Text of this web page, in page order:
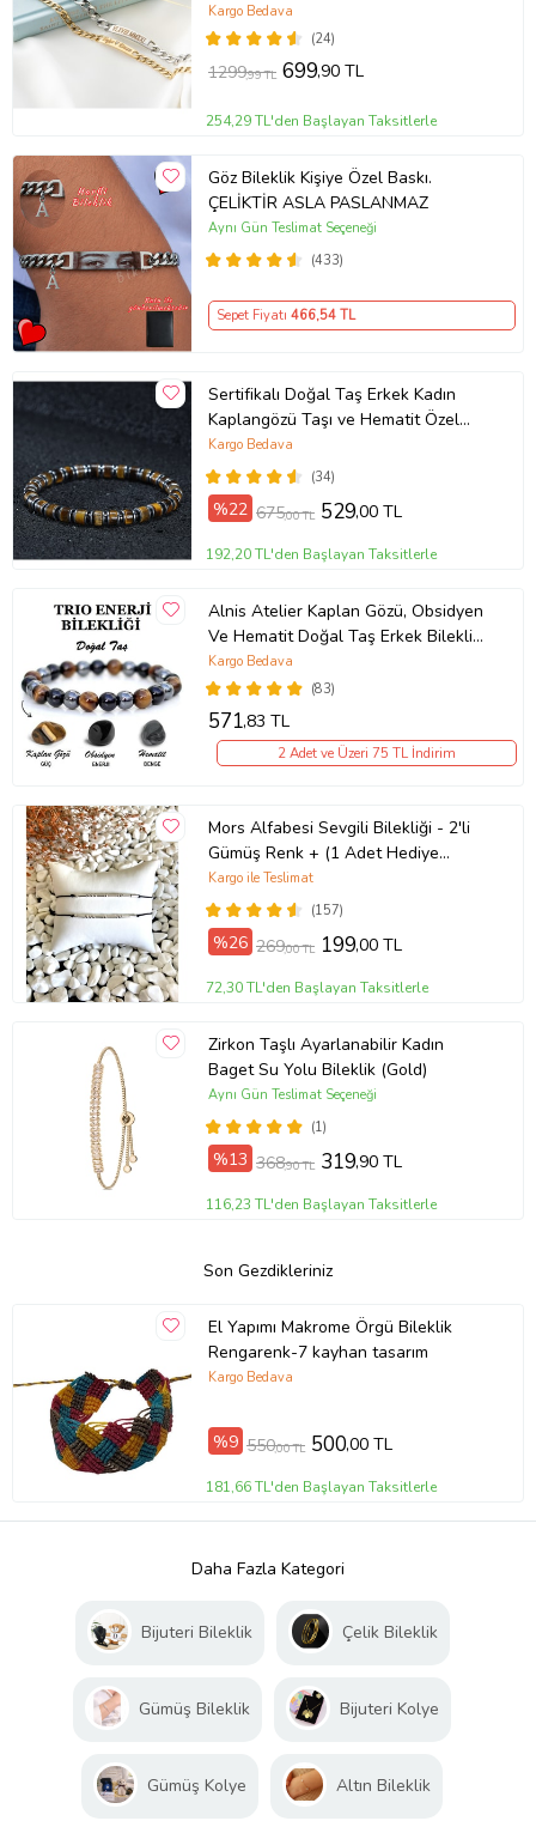
(24)
Kargo Bedava
1299,99 TL 699,90 TL
254,29 TL'den Başlayan Taksitlerle
Göz Bileklik Kişiye Özel Baskı.
ÇELİKTİR ASLA PASLANMAZ
(433)
Aynı Gün Teslimat Seçeneği
Sepet Fiyatı 466,54 TL
Sertifikalı Doğal Taş Erkek Kadın
Kaplangözü Taşı ve Hematit Özel
Tasarım Hediye 6mm Bileklik
(34)
Kargo Bedava
%22 675,00 TL 529,00 TL
192,20 TL'den Başlayan Taksitlerle
Alnis Atelier Kaplan Gözü, Obsidyen
Ve Hematit Doğal Taş Erkek Bileklik
(KAHVE-BRONZ)
(83)
Kargo Bedava
571,83 TL
2 Adet ve Üzeri 75 TL İndirim
Mors Alfabesi Sevgili Bilekliği - 2'li
Gümüş Renk + (1 Adet Hediye
Bileklik)
(157)
Kargo ile Teslimat
%26 269,00 TL 199,00 TL
72,30 TL'den Başlayan Taksitlerle
Zirkon Taşlı Ayarlanabilir Kadın
Baget Su Yolu Bileklik (Gold)
(1)
Aynı Gün Teslimat Seçeneği
%13 368,90 TL 319,90 TL
116,23 TL'den Başlayan Taksitlerle
Son Gezdikleriniz
El Yapımı Makrome Örgü Bileklik
Rengarenk-7 kayhan tasarım
Kargo Bedava
%9 550,00 TL 500,00 TL
181,66 TL'den Başlayan Taksitlerle
Daha Fazla Kategori
Bijuteri Bileklik Çelik Bileklik
Gümüş Bileklik Bijuteri Kolye
Gümüş Kolye Altın Bileklik